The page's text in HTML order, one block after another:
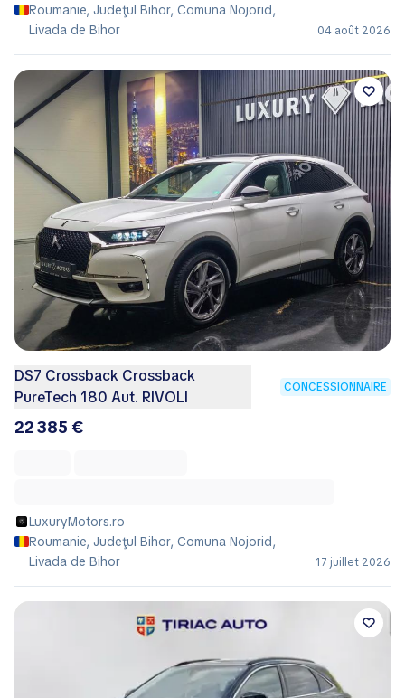
Roumanie, Judeţul Bihor, Comuna Nojorid,
Livada de Bihor
04 août 2026
DS7 Crossback Crossback
PureTech 180 Aut. RIVOLI
CONCESSIONNAIRE
22 385 €
LuxuryMotors.ro
Roumanie, Judeţul Bihor, Comuna Nojorid,
Livada de Bihor
17 juillet 2026